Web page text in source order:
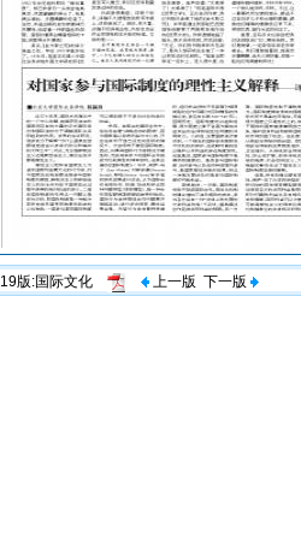
19版:国际文化 上一版 下一版